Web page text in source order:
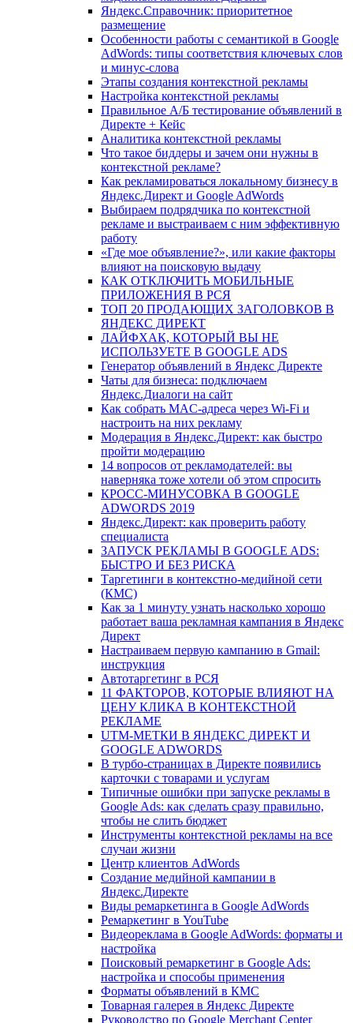
Яндекс.Справочник: приоритетное
размещение
Особенности работы с семантикой в Google
AdWords: типы соответствия ключевых слов
и минус-слова
Этапы создания контекстной рекламы
Настройка контекстной рекламы
Правильное А/Б тестирование объявлений в
Директе + Кейс
Аналитика контекстной рекламы
Что такое биддеры и зачем они нужны в
контекстной рекламе?
Как рекламироваться локальному бизнесу в
Яндекс.Директ и Google AdWords
Выбираем подрядчика по контекстной
рекламе и выстраиваем с ним эффективную
работу
«Где мое объявление?», или какие факторы
влияют на поисковую выдачу
КАК ОТКЛЮЧИТЬ МОБИЛЬНЫЕ
ПРИЛОЖЕНИЯ В РСЯ
ТОП 20 ПРОДАЮЩИХ ЗАГОЛОВКОВ В
ЯНДЕКС ДИРЕКТ
ЛАЙФХАК, КОТОРЫЙ ВЫ НЕ
ИСПОЛЬЗУЕТЕ В GOOGLE ADS
Генератор объявлений в Яндекс Директе
Чаты для бизнеса: подключаем
Яндекс.Диалоги на сайт
Как собрать MAC-адреса через Wi-Fi и
настроить на них рекламу
Модерация в Яндекс.Директ: как быстро
пройти модерацию
14 вопросов от рекламодателей: вы
наверняка тоже хотели об этом спросить
КРОСС-МИНУСОВКА В GOOGLE
ADWORDS 2019
Яндекс.Директ: как проверить работу
специалиста
ЗАПУСК РЕКЛАМЫ В GOOGLE ADS:
БЫСТРО И БЕЗ РИСКА
Таргетинги в контекстно-медийной сети
(КМС)
Как за 1 минуту узнать насколько хорошо
работает ваша рекламная кампания в Яндекс
Директ
Настраиваем первую кампанию в Gmail:
инструкция
Автотаргетинг в РСЯ
11 ФАКТОРОВ, КОТОРЫЕ ВЛИЯЮТ НА
ЦЕНУ КЛИКА В КОНТЕКСТНОЙ
РЕКЛАМЕ
UTM-МЕТКИ В ЯНДЕКС ДИРЕКТ И
GOOGLE ADWORDS
В турбо-страницах в Директе появились
карточки с товарами и услугам
Типичные ошибки при запуске рекламы в
Google Ads: как сделать сразу правильно,
чтобы не слить бюджет
Инструменты контекстной рекламы на все
случаи жизни
Центр клиентов AdWords
Создание медийной кампании в
Яндекс.Директе
Виды ремаркетинга в Google AdWords
Ремаркетинг в YouTube
Видеореклама в Google AdWords: форматы и
настройка
Поисковый ремаркетинг в Google Ads:
настройка и способы применения
Форматы объявлений в КМС
Товарная галерея в Яндекс Директе
Руководство по Google Merchant Center